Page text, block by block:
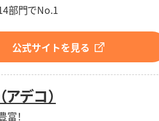
部門でNo.1
公式サイトを見る
デコ）
！